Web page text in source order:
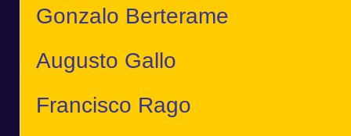
Gonzalo Berterame
Augusto Gallo
Francisco Rago